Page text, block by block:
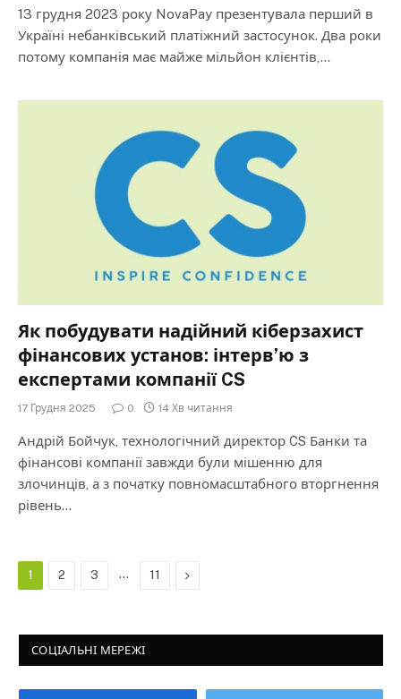
13 грудня 2023 року NovaPay презентувала перший в
Україні небанківський платіжний застосунок. Два роки
потому компанія має майже мільйон клієнтів,…
Як побудувати надійний кіберзахист
фінансових установ: інтерв’ю з
експертами компанії CS
17 Грудня 2025 0 14 Хв читання
Андрій Бойчук, технологічний директор CS Банки та
фінансові компанії завжди були мішенню для
злочинців, а з початку повномасштабного вторгнення
рівень…
1 2 3 … 11 Next
СОЦІАЛЬНІ МЕРЕЖІ